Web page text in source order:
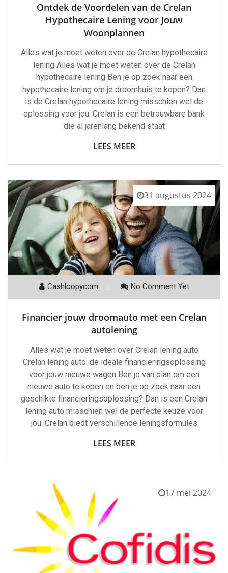
Ontdek de Voordelen van de Crelan
Hypothecaire Lening voor Jouw
Woonplannen
Alles wat je moet weten over de Crelan hypothecaire
lening Alles wat je moet weten over de Crelan
hypothecaire lening Ben je op zoek naar een
hypothecaire lening om je droomhuis te kopen? Dan
is de Crelan hypothecaire lening misschien wel de
oplossing voor jou. Crelan is een betrouwbare bank
die al jarenlang bekend staat
LEES MEER
31 augustus 2024
Cashloopycom No Comment Yet
Financier jouw droomauto met een Crelan
autolening
Alles wat je moet weten over Crelan lening auto
Crelan lening auto: de ideale financieringsoplossing
voor jouw nieuwe wagen Ben je van plan om een
nieuwe auto te kopen en ben je op zoek naar een
geschikte financieringsoplossing? Dan is een Crelan
lening auto misschien wel de perfecte keuze voor
jou. Crelan biedt verschillende leningsformules
LEES MEER
17 mei 2024